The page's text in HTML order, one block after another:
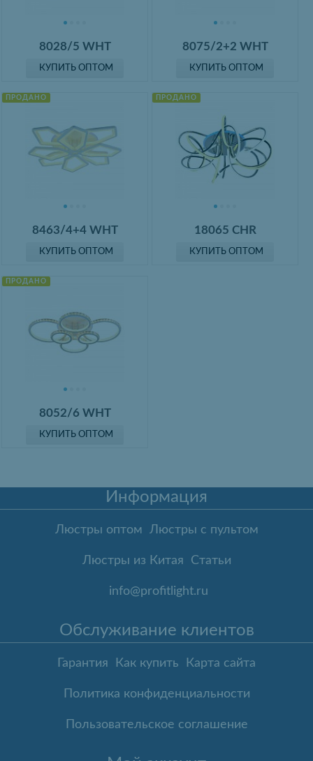
8028/5 WHT
КУПИТЬ ОПТОМ
8075/2+2 WHT
КУПИТЬ ОПТОМ
ПРОДАНО
8463/4+4 WHT
КУПИТЬ ОПТОМ
ПРОДАНО
18065 CHR
КУПИТЬ ОПТОМ
ПРОДАНО
8052/6 WHT
КУПИТЬ ОПТОМ
Информация
Люстры оптом Люстры с пультом
Люстры из Китая Статьи
info@profitlight.ru
Обслуживание клиентов
Гарантия Как купить Карта сайта
Политика конфиденциальности
Пользовательское соглашение